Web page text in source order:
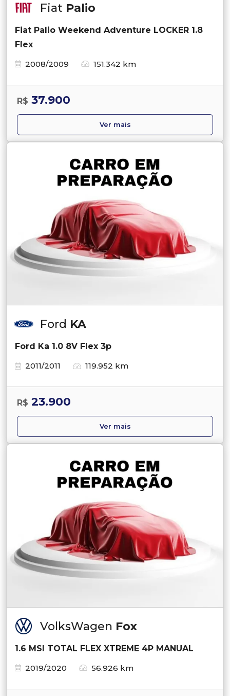
Fiat Palio
Fiat Palio Weekend Adventure LOCKER 1.8
Flex
2008/2009
151.342 km
R$ 37.900
Ver mais
Ford KA
Ford Ka 1.0 8V Flex 3p
2011/2011
119.952 km
R$ 23.900
Ver mais
VolksWagen Fox
1.6 MSI TOTAL FLEX XTREME 4P MANUAL
2019/2020
56.926 km